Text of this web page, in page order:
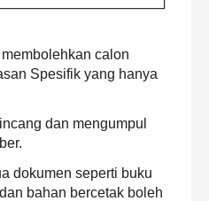
calon
Spesifik yang hanya
dan mengumpul
dokumen seperti buku
bahan bercetak boleh